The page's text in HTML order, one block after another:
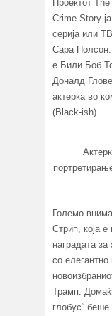
Проектот
Crime Story
серија или
Сара Полсон.
е Били Боб
Доналд
актерка во
(Black-ish).
Големо
Стрип, која
наградата
со елегантно
Трамп.
глобус“